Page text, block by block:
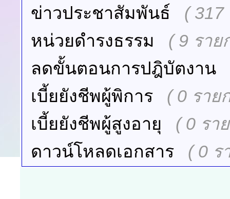
ข่าวประชาสัมพันธ์
( 317
หน่วยดำรงธรรม
( 9 ราย
ลดขั้นตอนการปฎิบัตงาน
เบี้ยยังชีพผู้พิการ
( 0 ราย
เบี้ยยังชีพผู้สูงอายุ
( 0 รา
ดาวน์โหลดเอกสาร
( 0 ร